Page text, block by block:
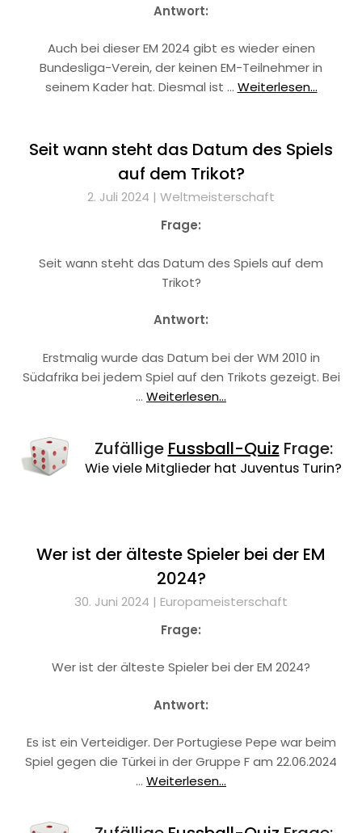
Antwort:
Auch bei dieser EM 2024 gibt es wieder einen
Bundesliga-Verein, der keinen EM-Teilnehmer in
seinem Kader hat. Diesmal ist … Weiterlesen...
Seit wann steht das Datum des Spiels
auf dem Trikot?
2. Juli 2024 | Weltmeisterschaft
Frage:
Seit wann steht das Datum des Spiels auf dem
Trikot?
Antwort:
Erstmalig wurde das Datum bei der WM 2010 in
Südafrika bei jedem Spiel auf den Trikots gezeigt. Bei
… Weiterlesen...
Zufällige Fussball-Quiz Frage:
Wie viele Mitglieder hat Juventus Turin?
Wer ist der älteste Spieler bei der EM
2024?
30. Juni 2024 | Europameisterschaft
Frage:
Wer ist der älteste Spieler bei der EM 2024?
Antwort:
Es ist ein Verteidiger. Der Portugiese Pepe war beim
Spiel gegen die Türkei in der Gruppe F am 22.06.2024
… Weiterlesen...